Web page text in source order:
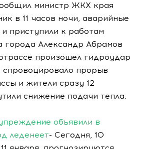
министр ЖКХ края
в 11 часов ночи, аварийные
приступили к работам
города Александр Абрамов
произошел гидроудар
спровоцировало прорыв
и жители сразу 12
снижение подачи тепла.
объявили в
леденеет- Сегодня, 10